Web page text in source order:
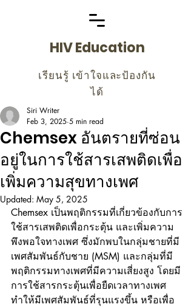
HIV Education
เรียนรู้ เข้าใจและป้องกัน
ได้
Chemsex อันตรายที่ซ่อน
อยู่ในการใช้สารเสพติดเพื่อ
เพิ่มความสุขทางเพศ
Siri Writer
Feb 3, 2025 5 min read
Updated: May 5, 2025
Chemsex เป็นพฤติกรรมที่เกี่ยวข้องกับการ
ใช้สารเสพติดเพื่อกระตุ้น และเพิ่มความ
พึงพอใจทางเพศ ซึ่งมักพบในกลุ่มชายที่มี
เพศสัมพันธ์กับชาย (MSM) และกลุ่มที่มี
พฤติกรรมทางเพศที่มีความเสี่ยงสูง โดยมี
การใช้สารกระตุ้นเพื่อยืดเวลาทางเพศ
ทำให้มีเพศสัมพันธ์ที่รุนแรงขึ้น หรือเพื่อ